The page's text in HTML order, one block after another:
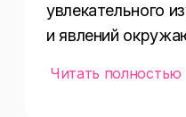
увлекательного
и явлений
Читать полностью